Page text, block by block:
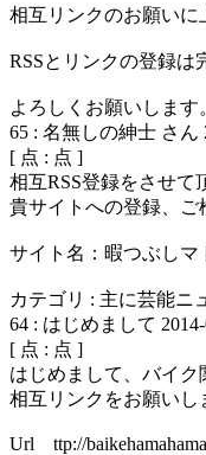
相互リンクのお願いに
RSSとリンクの登録は
よろしくお願いします
65 : 名無しの紳士 さん
[ 点 : 点 ]
相互RSS登録をさせて
貴サイトへの登録、ご
サイト名：暇つぶしマ
カテゴリ : 主に芸能ニ
64 : はじめまして
[ 点 : 点 ]
はじめまして、バイク
相互リンクをお願いし
Url ttp://